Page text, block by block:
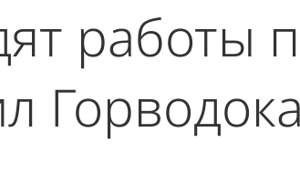
работы